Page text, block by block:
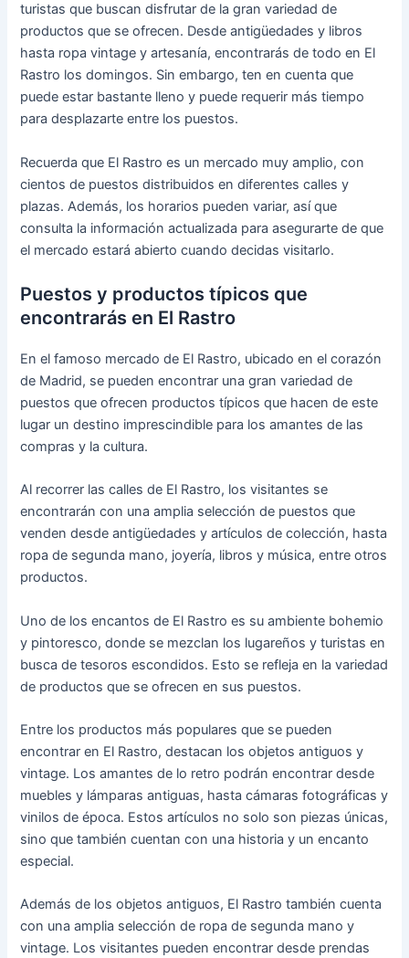
turistas que buscan disfrutar de la gran variedad de
productos que se ofrecen. Desde antigüedades y libros
hasta ropa vintage y artesanía, encontrarás de todo en El
Rastro los domingos. Sin embargo, ten en cuenta que
puede estar bastante lleno y puede requerir más tiempo
para desplazarte entre los puestos.
Recuerda que El Rastro es un mercado muy amplio, con
cientos de puestos distribuidos en diferentes calles y
plazas. Además, los horarios pueden variar, así que
consulta la información actualizada para asegurarte de que
el mercado estará abierto cuando decidas visitarlo.
Puestos y productos típicos que
encontrarás en El Rastro
En el famoso mercado de El Rastro, ubicado en el corazón
de Madrid, se pueden encontrar una gran variedad de
puestos que ofrecen productos típicos que hacen de este
lugar un destino imprescindible para los amantes de las
compras y la cultura.
Al recorrer las calles de El Rastro, los visitantes se
encontrarán con una amplia selección de puestos que
venden desde antigüedades y artículos de colección, hasta
ropa de segunda mano, joyería, libros y música, entre otros
productos.
Uno de los encantos de El Rastro es su ambiente bohemio
y pintoresco, donde se mezclan los lugareños y turistas en
busca de tesoros escondidos. Esto se refleja en la variedad
de productos que se ofrecen en sus puestos.
Entre los productos más populares que se pueden
encontrar en El Rastro, destacan los objetos antiguos y
vintage. Los amantes de lo retro podrán encontrar desde
muebles y lámparas antiguas, hasta cámaras fotográficas y
vinilos de época. Estos artículos no solo son piezas únicas,
sino que también cuentan con una historia y un encanto
especial.
Además de los objetos antiguos, El Rastro también cuenta
con una amplia selección de ropa de segunda mano y
vintage. Los visitantes pueden encontrar desde prendas